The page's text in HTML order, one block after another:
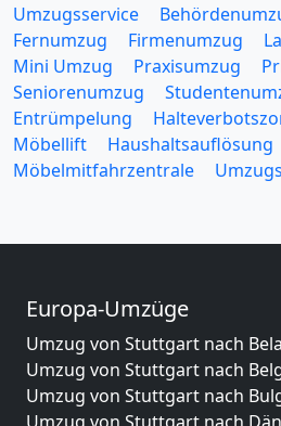
Umzugsservice
Fernumzug
Firmenumzug
Mini Umzug
Praxisumzug
Seniorenumzug
Entrümpelung
Möbellift
Haushaltsauflösung
Möbelmitfahrzentrale
Europa-Umzüge
Umzug von Stuttgart nach
Umzug von Stuttgart nach
Umzug von Stuttgart nach
Umzug von Stuttgart nach